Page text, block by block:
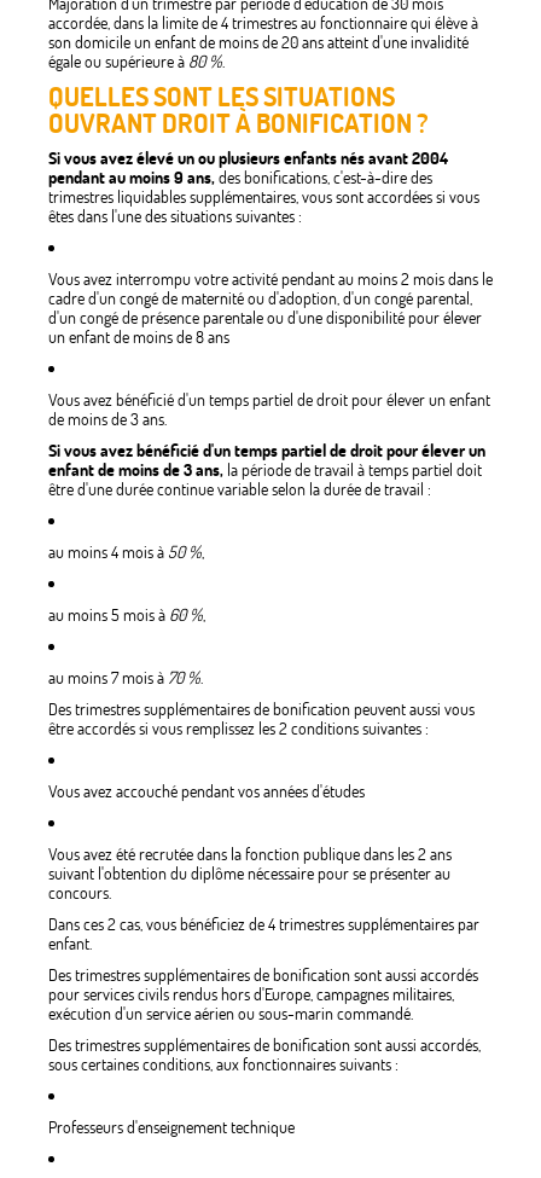
accordée, dans la limite de 4 trimestres au fonctionnaire qui élève à
son domicile un enfant de moins de 20 ans atteint d'une invalidité
égale ou supérieure à 80 %.
QUELLES SONT LES SITUATIONS
OUVRANT DROIT À BONIFICATION ?
Si vous avez élevé un ou plusieurs enfants nés avant 2004
pendant au moins 9 ans,des bonifications, c'est-à-dire des
trimestres liquidables supplémentaires, vous sont accordées si vous
êtes dans l'une des situations suivantes :
Vous avez interrompu votre activité pendant au moins 2 mois dans le
cadre d'un congé de maternité ou d'adoption, d'un congé parental,
d'un congé de présence parentale ou d'une disponibilité pour élever
un enfant de moins de 8 ans
Vous avez bénéficié d'un temps partiel de droit pour élever un enfant
de moins de 3 ans.
Si vous avez bénéficié d'un temps partiel de droit pour élever un
enfant de moins de 3 ans, la période de travail à temps partiel doit
être d'une durée continue variable selon la durée de travail :
au moins 4 mois à 50 %,
au moins 5 mois à 60 %,
au moins 7 mois à 70 %.
Des trimestres supplémentaires de bonification peuvent aussi vous
être accordés si vous remplissez les 2 conditions suivantes :
Vous avez accouché pendant vos années d'études
Vous avez été recrutée dans la fonction publique dans les 2 ans
suivant l'obtention du diplôme nécessaire pour se présenter au
concours.
Dans ces 2 cas, vous bénéficiez de 4 trimestres supplémentaires par
enfant.
Des trimestres supplémentaires de bonification sont aussi accordés
pour services civils rendus hors d'Europe, campagnes militaires,
exécution d'un service aérien ou sous-marin commandé.
Des trimestres supplémentaires de bonification sont aussi accordés,
sous certaines conditions, aux fonctionnaires suivants :
Professeurs d'enseignement technique